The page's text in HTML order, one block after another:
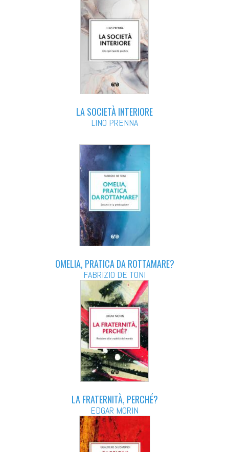
LA SOCIETÀ INTERIORE
LINO PRENNA
OMELIA, PRATICA DA ROTTAMARE?
FABRIZIO DE TONI
LA FRATERNITÀ, PERCHÉ?
EDGAR MORIN